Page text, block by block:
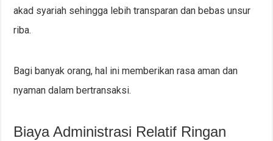
akad syariah sehingga lebih transparan dan bebas unsur
riba.
Bagi banyak orang, hal ini memberikan rasa aman dan
nyaman dalam bertransaksi.
Biaya Administrasi Relatif Ringan